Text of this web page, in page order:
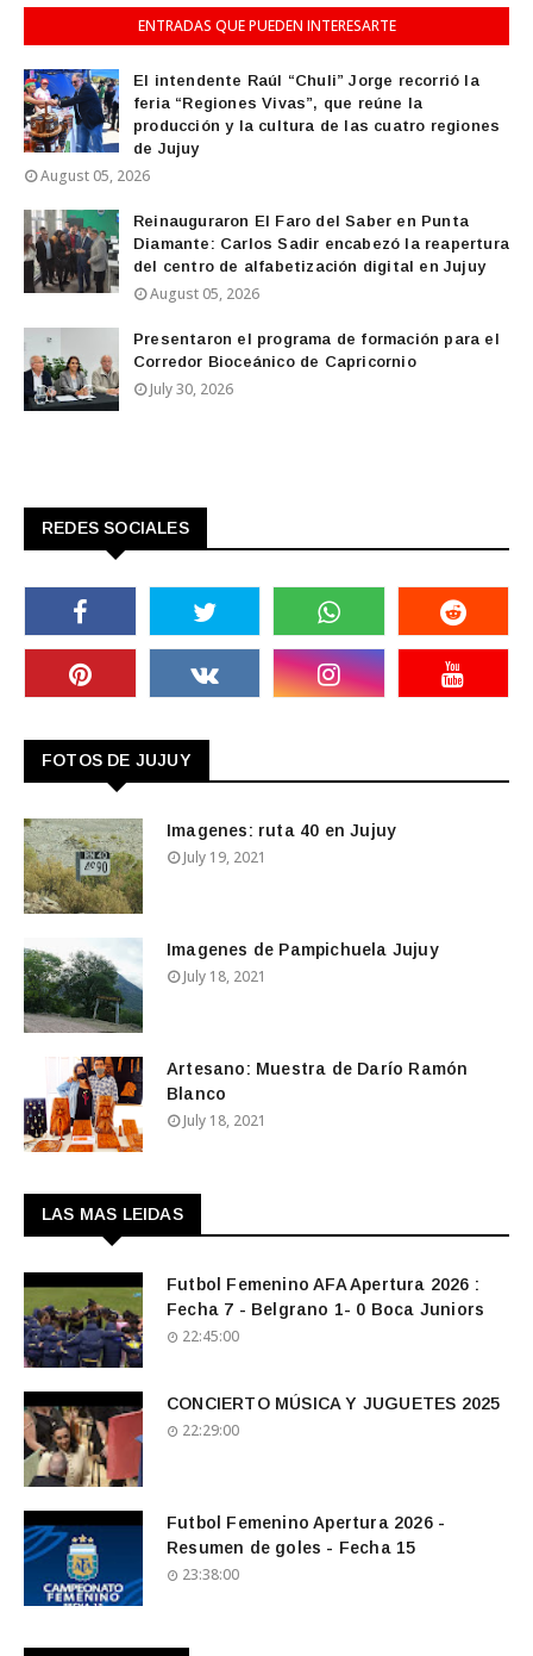
ENTRADAS QUE PUEDEN INTERESARTE
El intendente Raúl “Chuli” Jorge recorrió la
feria “Regiones Vivas”, que reúne la
producción y la cultura de las cuatro regiones
de Jujuy
August 05, 2026
Reinauguraron El Faro del Saber en Punta
Diamante: Carlos Sadir encabezó la reapertura
del centro de alfabetización digital en Jujuy
August 05, 2026
Presentaron el programa de formación para el
Corredor Bioceánico de Capricornio
July 30, 2026
REDES SOCIALES
FOTOS DE JUJUY
Imagenes: ruta 40 en Jujuy
July 19, 2021
Imagenes de Pampichuela Jujuy
July 18, 2021
Artesano: Muestra de Darío Ramón
Blanco
July 18, 2021
LAS MAS LEIDAS
Futbol Femenino AFA Apertura 2026 :
Fecha 7 - Belgrano 1- 0 Boca Juniors
22:45:00
CONCIERTO MÚSICA Y JUGUETES 2025
22:29:00
Futbol Femenino Apertura 2026 -
Resumen de goles - Fecha 15
23:38:00